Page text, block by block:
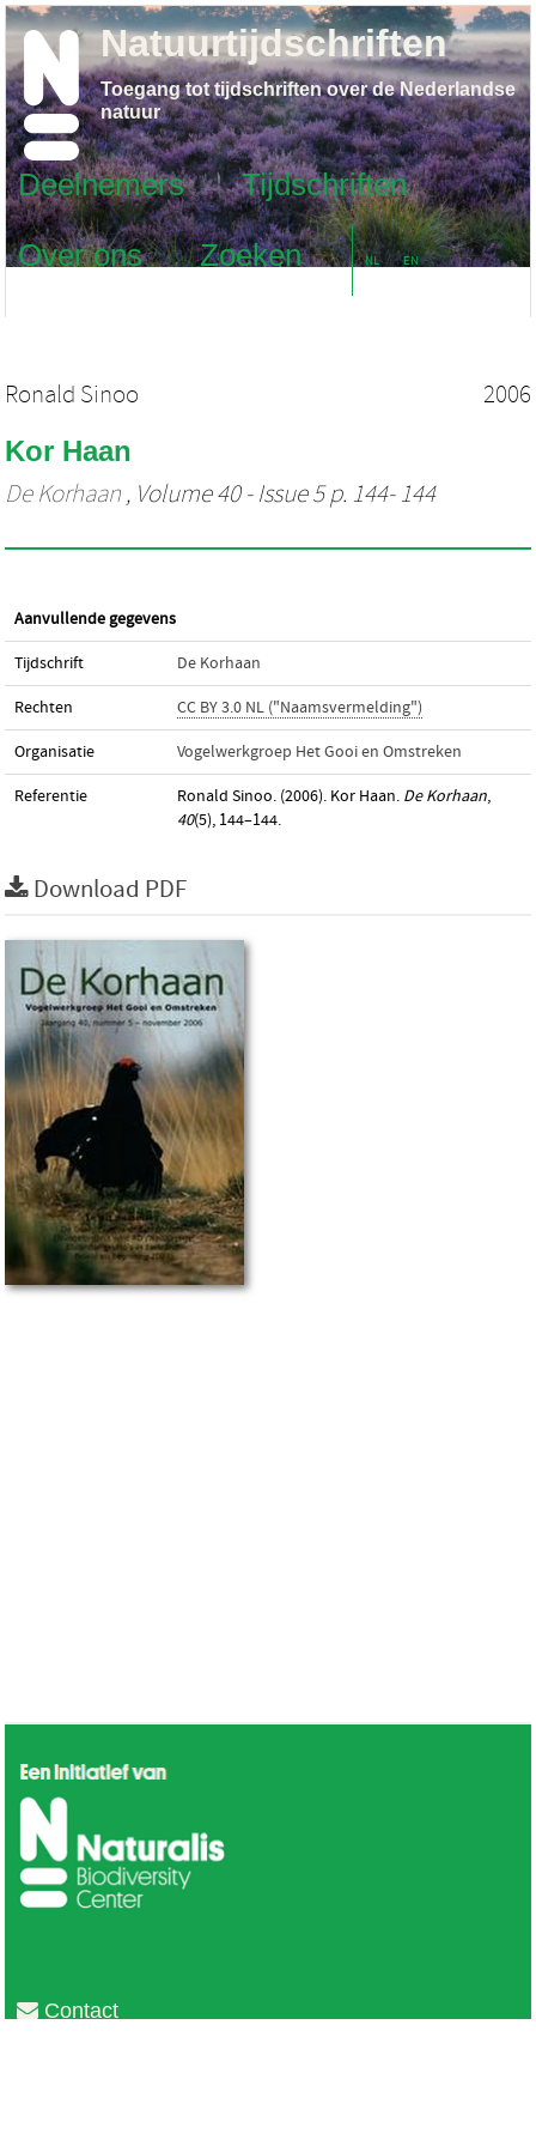
Deelnemers
Tijdschriften
Over ons
Zoeken NL EN
Natuurtijdschriften
Toegang tot tijdschriften over de Nederlandse
natuur
Ronald Sinoo 2006
Kor Haan
De Korhaan , Volume 40 - Issue 5 p. 144- 144
Aanvullende gegevens
Tijdschrift De Korhaan
Rechten CC BY 3.0 NL ("Naamsvermelding")
Organisatie Vogelwerkgroep Het Gooi en Omstreken
Referentie Ronald Sinoo. (2006). Kor Haan. De Korhaan,
40(5), 144–144.
Download PDF
Contact